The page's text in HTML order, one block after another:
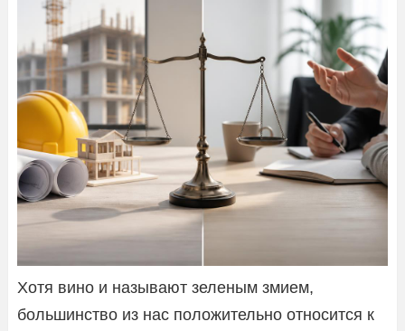
Хотя вино и называют зеленым змием,
большинство из нас положительно относится к